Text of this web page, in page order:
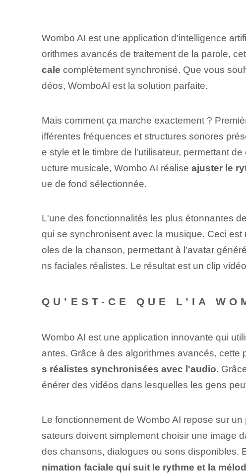
Wombo AI est une application d'intelligence
orithmes avancés de traitement de la parole,
cale complètement synchronisé. Que vous
déos, WomboAI est la solution parfaite.
Mais comment ça marche exactement ?
ifférentes fréquences et structures sonores
e style et le timbre de l'utilisateur, permettant
ucture musicale, Wombo⁣ AI réalise‍ ajuster le
ue de fond sélectionnée.
L'une des fonctionnalités les plus étonnantes
⁣qui se synchronisent avec la⁤ musique. Ceci
oles de la chanson, permettant à l'avatar
ns faciales réalistes. ‍Le résultat est un clip
QU’EST-CE QUE L’IA
Wombo AI ⁣est une application innovante qui
antes. ⁤Grâce à des algorithmes avancés, ⁣cette
s réalistes synchronisées avec l'audio.
énérer des vidéos dans lesquelles les gens
Le fonctionnement de Wombo AI repose sur un
sateurs doivent simplement choisir une image
des ⁤chansons,​ dialogues ou sons disponibles.
nimation faciale qui suit le rythme et la